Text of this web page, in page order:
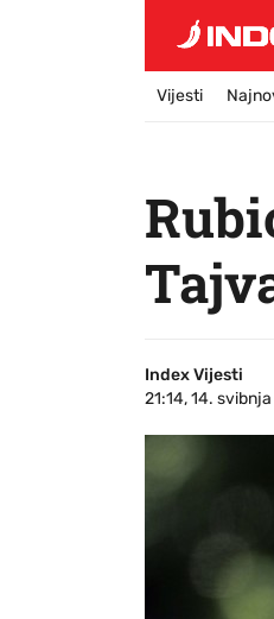
Vijesti
Index Vijesti
21:14, 14.